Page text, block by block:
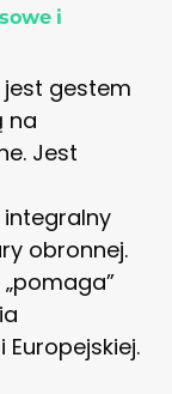
i
jest gestem
na
Jest
obronnej.